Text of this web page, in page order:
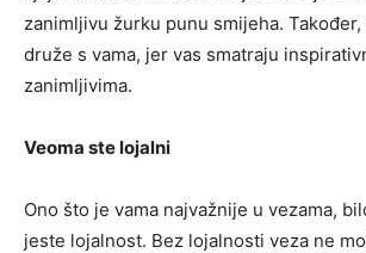
zanimljivu žurku punu smijeha.
druže s vama, jer vas smatraju
zanimljivima.
Veoma ste lojalni
Ono što je vama najvažnije u vezama,
jeste lojalnost. Bez lojalnosti veza ne